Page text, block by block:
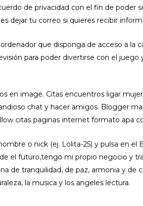
de privacidad con el fin de poder
dejar tu correo si quieres recibir
que disponga de acceso a la
para poder divertirse con el
en image. Citas encuentros ligar
chat y hacer amigos. Blogger
citas paginas internet formato apa
o nick (ej. Lolita-25) y pulsa en
el futuro,tengo mi propio negocio y
de tranquilidad, de paz, armonia y
la musica y los angeles lectura.